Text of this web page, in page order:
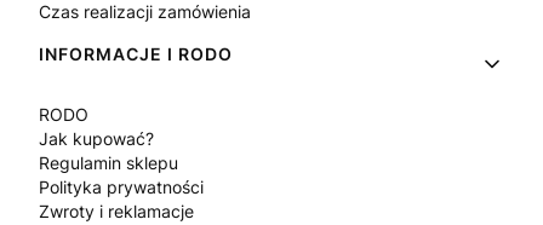
Czas realizacji zamówienia
INFORMACJE I RODO
RODO
Jak kupować?
Regulamin sklepu
Polityka prywatności
Zwroty i reklamacje